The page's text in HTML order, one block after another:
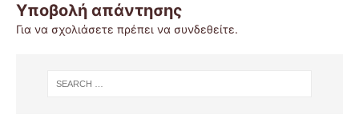
Υποβολή απάντησης
Για να σχολιάσετε πρέπει να συνδεθείτε.